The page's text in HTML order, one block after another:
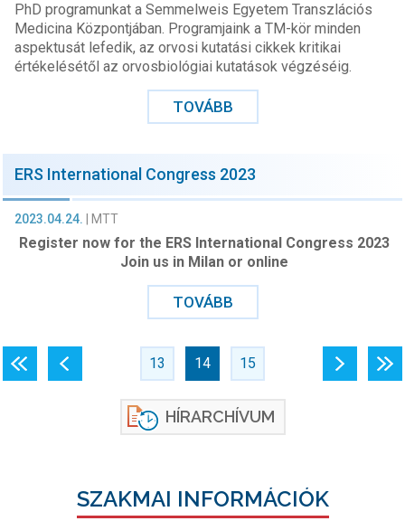
PhD programunkat a Semmelweis Egyetem Transzlációs
Medicina Központjában. Programjaink a TM-kör minden
aspektusát lefedik, az orvosi kutatási cikkek kritikai
értékelésétől az orvosbiológiai kutatások végzéséig.
TOVÁBB
ERS International Congress 2023
2023.04.24. MTT
Register now for the ERS International Congress 2023
Join us in Milan or online
TOVÁBB
« ‹ 13 14 15 › »
HÍRARCHÍVUM
SZAKMAI INFORMÁCIÓK